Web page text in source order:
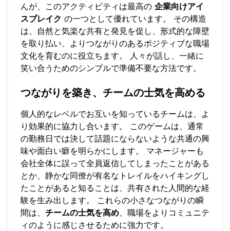
んが、このアクティビティは最高の 企業向けアイ
スブレイク の一つとして優れています。 その構造
は、自然と気楽な共有と発見を促し、形式的な障壁
を取り払い、よりつながりのあるポジティブな職場
文化を育むのに役立ちます。 人々が話し、一緒に
笑い合うためのシンプルで準備不要な方法です。
つながりを築き、チームの士気を高める
個人的なレベルでお互いを知っているチームは、よ
り効果的に協力し合います。 このゲームは、通常
の勤務日では決して話題にならないような共通の興
味や面白い癖を明らかにします。 マネージャーも
会社全体に誤って全員返信してしまったことがある
とか、静かな同僚が有名なトレイルをハイキングし
たことがあると知ることは、共有された人間的な経
験を生み出します。 これらの小さなつながりの瞬
間は、 チームの士気を高め、職場をよりコミュニテ
ィのように感じさせるために強力です。